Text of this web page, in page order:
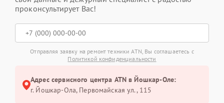
проконсультирует Вас!
Отправляя заявку на ремонт техники ATN, Вы соглашаетесь с
Политикой конфиденциальности
Адрес сервисного центра ATN в Йошкар-Оле:
г. Йошкар-Ола, Первомайская ул., 115